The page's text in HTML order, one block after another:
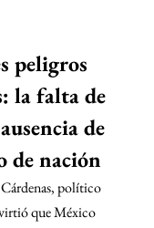
peligros
la falta de
de
de nación
político
que México